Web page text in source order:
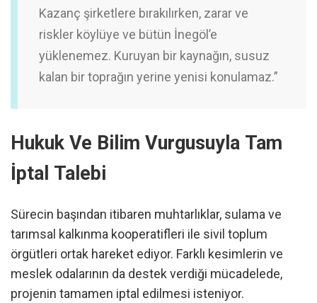
Kazanç şirketlere bırakılırken, zarar ve
riskler köylüye ve bütün İnegöl’e
yüklenemez. Kuruyan bir kaynağın, susuz
kalan bir toprağın yerine yenisi konulamaz.”
Hukuk Ve Bilim Vurgusuyla Tam
İptal Talebi
Sürecin başından itibaren muhtarlıklar, sulama ve
tarımsal kalkınma kooperatifleri ile sivil toplum
örgütleri ortak hareket ediyor. Farklı kesimlerin ve
meslek odalarının da destek verdiği mücadelede,
projenin tamamen iptal edilmesi isteniyor.